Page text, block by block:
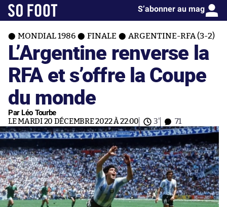
S’abonner au mag
MONDIAL 1986 FINALE ARGENTINE-RFA (3-2)
L’Argentine renverse la
RFA et s’offre la Coupe
du monde
Par Léo Tourbe
LE MARDI 20 DÉCEMBRE 2022 À 22:00 3' 71